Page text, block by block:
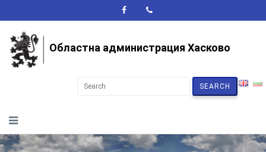
Областна администрация Хасково
SEARCH